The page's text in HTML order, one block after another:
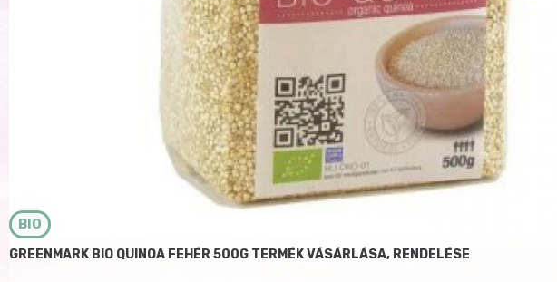
BIO
GREENMARK BIO QUINOA FEHÉR 500G TERMÉK VÁSÁRLÁSA, RENDELÉSE